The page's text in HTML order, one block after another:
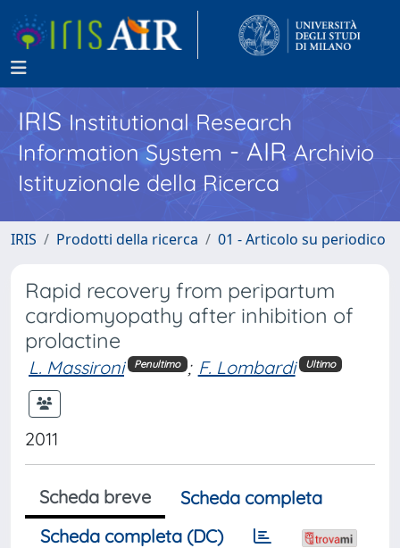
IRISInstitutional Research
Information System - AIR Archivio
Istituzionale della Ricerca
IRIS Prodotti della ricerca 01 - Articolo su periodico
Rapid recovery from peripartum
cardiomyopathy after inhibition of
prolactine
L. Massironi Penultimo ; F. Lombardi Ultimo
2011
Scheda breve
Scheda completa
Scheda completa (DC)